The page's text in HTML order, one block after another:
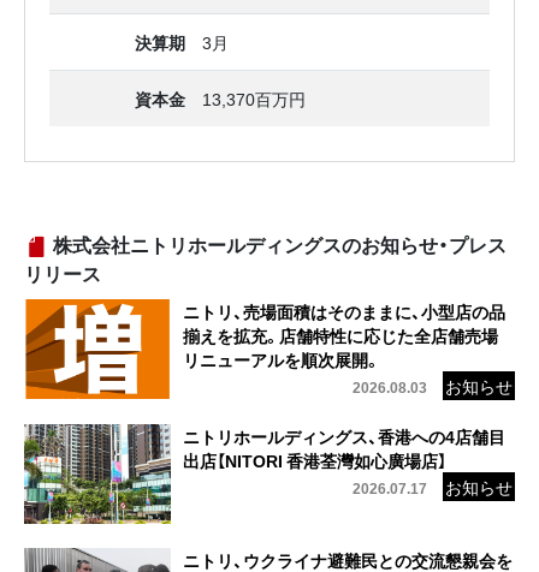
決算期 3月
資本金 13,370百万円
株式会社ニトリホールディングスのお知らせ・プレス
リリース
ニトリ、売場面積はそのままに、小型店の品
揃えを拡充。店舗特性に応じた全店舗売場
リニューアルを順次展開。
2026.08.03
ニトリホールディングス、香港への4店舗目
出店【NITORI 香港荃灣如心廣場店】
2026.07.17
ニトリ、ウクライナ避難民との交流懇親会を